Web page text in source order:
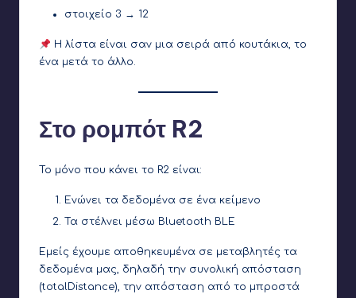
στοιχείο 3 → 12
Η λίστα είναι σαν μια σειρά από κουτάκια, το
ένα μετά το άλλο.
Στο ρομπότ R2
Το μόνο που κάνει το R2 είναι:
Ενώνει τα δεδομένα σε ένα κείμενο
Τα στέλνει μέσω Bluetooth BLE
Εμείς έχουμε αποθηκευμένα σε μεταβλητές τα
δεδομένα μας, δηλαδή την συνολική απόσταση
(totalDistance), την απόσταση από το μπροστά